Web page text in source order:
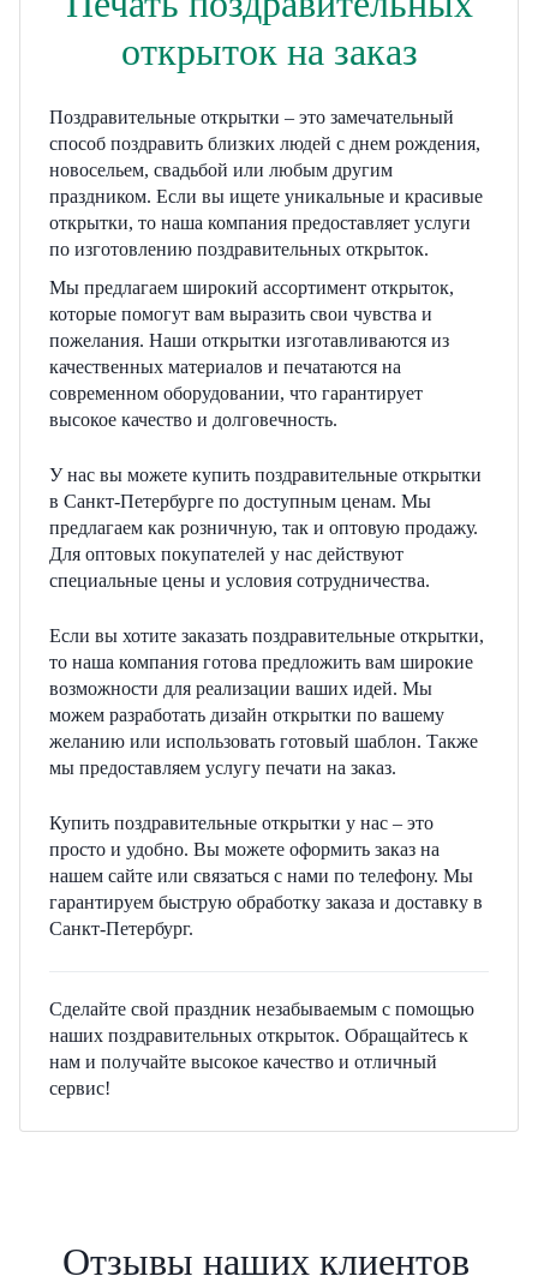
открыток на заказ
Поздравительные открытки – это замечательный
способ поздравить близких людей с днем рождения,
новосельем, свадьбой или любым другим
праздником. Если вы ищете уникальные и красивые
открытки, то наша компания предоставляет услуги
по изготовлению поздравительных открыток.
Мы предлагаем широкий ассортимент открыток,
которые помогут вам выразить свои чувства и
пожелания. Наши открытки изготавливаются из
качественных материалов и печатаются на
современном оборудовании, что гарантирует
высокое качество и долговечность.
У нас вы можете купить поздравительные открытки
в Санкт-Петербурге по доступным ценам. Мы
предлагаем как розничную, так и оптовую продажу.
Для оптовых покупателей у нас действуют
специальные цены и условия сотрудничества.
Если вы хотите заказать поздравительные открытки,
то наша компания готова предложить вам широкие
возможности для реализации ваших идей. Мы
можем разработать дизайн открытки по вашему
желанию или использовать готовый шаблон. Также
мы предоставляем услугу печати на заказ.
Купить поздравительные открытки у нас – это
просто и удобно. Вы можете оформить заказ на
нашем сайте или связаться с нами по телефону. Мы
гарантируем быструю обработку заказа и доставку в
Санкт-Петербург.
Сделайте свой праздник незабываемым с помощью
наших поздравительных открыток. Обращайтесь к
нам и получайте высокое качество и отличный
сервис!
Отзывы наших клиентов